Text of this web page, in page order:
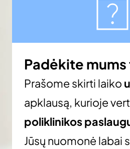
Padėkite
Prašome skirti laiko
apklausą, kurioje
poliklinikos
Jūsų nuomonė labai